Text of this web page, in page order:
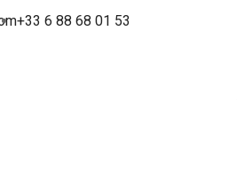
+33 6 88 68 01 53